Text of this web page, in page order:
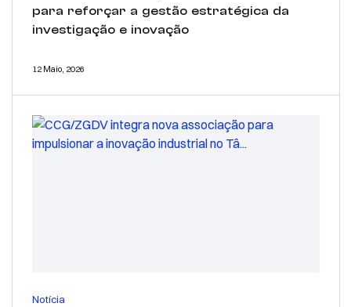
para reforçar a gestão estratégica da
investigação e inovação
12 Maio, 2026
Notícia